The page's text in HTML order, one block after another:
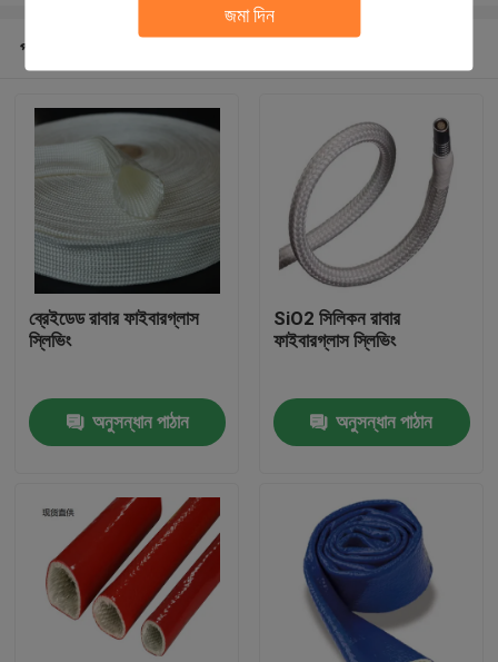
জমা দিন
বাড়ি
পণ্য
প্রস্তাবিত পণ্য
ব্রেইডেড রাবার ফাইবারগ্লাস
স্লিভিং
অনুসন্ধান পাঠান
SiO2 সিলিকন রাবার
ফাইবারগ্লাস স্লিভিং
অনুসন্ধান পাঠান